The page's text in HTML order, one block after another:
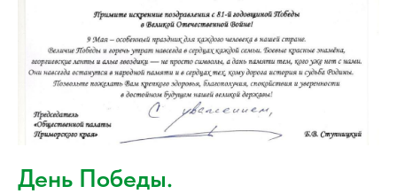
День Победы.